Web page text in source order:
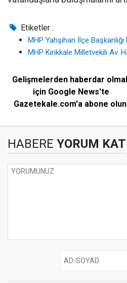
Etiketler :
MHP Yahşihan İlçe
MHP Kırıkkale Milletvekili Av.
Gelişmelerden haberdar
için Google News'te
Gazetekale.com'a abone
HABERE YORUM KAT